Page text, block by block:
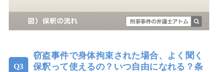
窃盗事件で身体拘束された場合、よく聞く
保釈って使えるの？いつ自由になれる？条